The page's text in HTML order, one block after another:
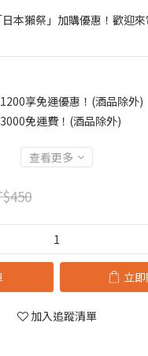
日本獺祭」加購優惠！歡迎
享免運優惠！(酒品除外)
免運費！(酒品除外)
查看更多
立
加入追蹤清單